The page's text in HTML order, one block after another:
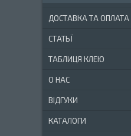
ДОСТАВКА ТА ОПЛАТА
СТАТЬЇ
ТАБЛИЦЯ КЛЕЮ
О НАС
ВІДГУКИ
КАТАЛОГИ